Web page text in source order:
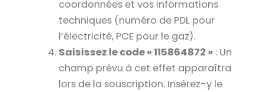
coordonnées et vos informations
techniques (numéro de PDL pour
l’électricité, PCE pour le gaz).
Saisissez le code « 115864872 » : Un
champ prévu à cet effet apparaîtra
lors de la souscription. Insérez-y le